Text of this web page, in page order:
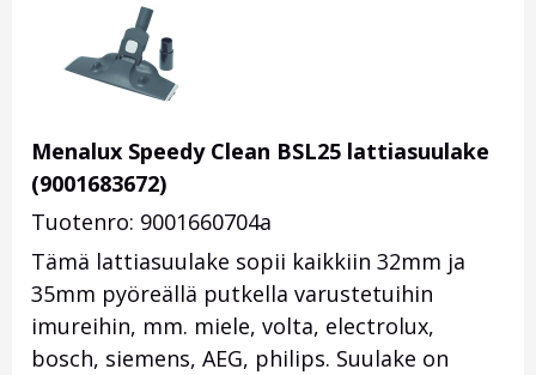
Menalux Speedy Clean BSL25 lattiasuulake
(9001683672)
Tuotenro: 9001660704a
Tämä lattiasuulake sopii kaikkiin 32mm ja
35mm pyöreällä putkella varustetuihin
imureihin, mm. miele, volta, electrolux,
bosch, siemens, AEG, philips. Suulake on